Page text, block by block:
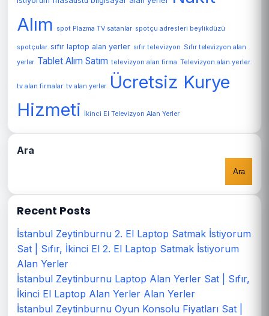
Alım
spot Plazma TV satanlar spotçu adresleri beylikdüzü
spotçular sıfır laptop alan yerler sıfır televizyon Sıfır televizyon alan
yerler Tablet Alım Satım televizyon alan firma Televizyon alan yerler
tv alan firmalar tv alan yerler
Ücretsiz Kurye
Hizmeti
İkinci El Televizyon Alan Yerler
Ara
Ara
Recent Posts
İstanbul Zeytinburnu 2. El Laptop Satmak İstiyorum
Sat | Sıfır, İkinci El 2. El Laptop Satmak İstiyorum
Alan Yerler
İstanbul Zeytinburnu Laptop Alan Yerler Sat | Sıfır,
İkinci El Laptop Alan Yerler Alan Yerler
İstanbul Zeytinburnu Oyun Konsolu Fiyatları Sat |